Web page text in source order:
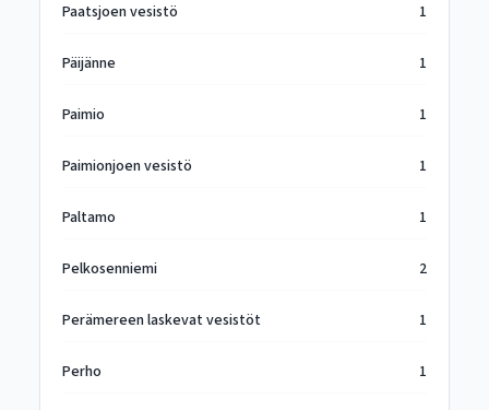
Paatsjoen vesistö 1
Päijänne 1
Paimio 1
Paimionjoen vesistö 1
Paltamo 1
Pelkosenniemi 2
Perämereen laskevat vesistöt 1
Perho 1